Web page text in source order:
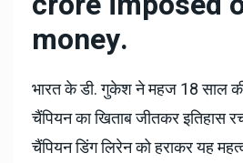
money.
भारत के डी. गुकेश ने महज 18 साल
चैंपियन का खिताब जीतकर इतिहास
चैंपियन डिंग लिरेन को हराकर यह